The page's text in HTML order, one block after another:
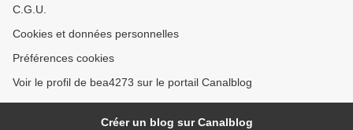
C.G.U.
Cookies et données personnelles
Préférences cookies
Voir le profil de bea4273 sur le portail Canalblog
Créer un blog sur Canalblog